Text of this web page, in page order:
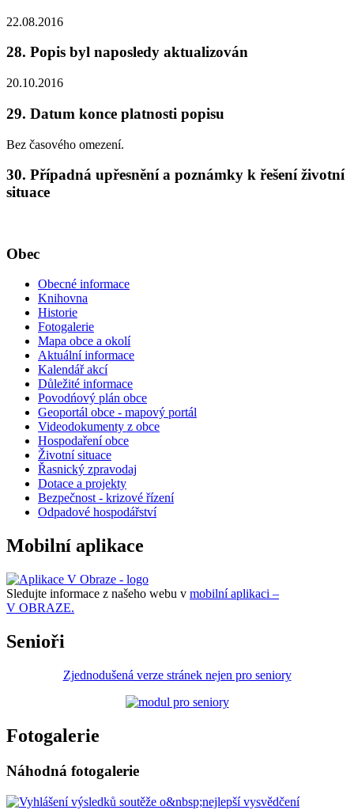
22.08.2016
28. Popis byl naposledy aktualizován
20.10.2016
29. Datum konce platnosti popisu
Bez časového omezení.
30. Případná upřesnění a poznámky k řešení životní
situace
Obec
Obecné informace
Knihovna
Historie
Fotogalerie
Mapa obce a okolí
Aktuální informace
Kalendář akcí
Důležité informace
Povodńový plán obce
Geoportál obce - mapový portál
Videodokumenty z obce
Hospodaření obce
Životní situace
Řasnický zpravodaj
Dotace a projekty
Bezpečnost - krizové řízení
Odpadové hospodářství
Mobilní aplikace
Sledujte informace z našeho webu v mobilní aplikaci –
V OBRAZE.
Senioři
Zjednodušená verze stránek nejen pro seniory
Fotogalerie
Náhodná fotogalerie